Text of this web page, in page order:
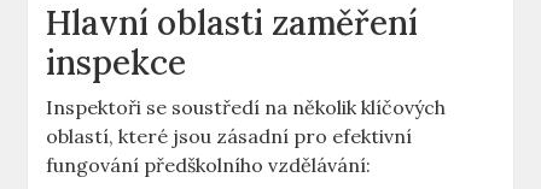
Hlavní oblasti zaměření
inspekce
Inspektoři se soustředí na několik klíčových
‌oblastí, ‍které jsou zásadní pro ‌efektivní
fungování předškolního ‍vzdělávání: